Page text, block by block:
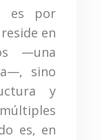
es por
en
—una
sino
y
es, en